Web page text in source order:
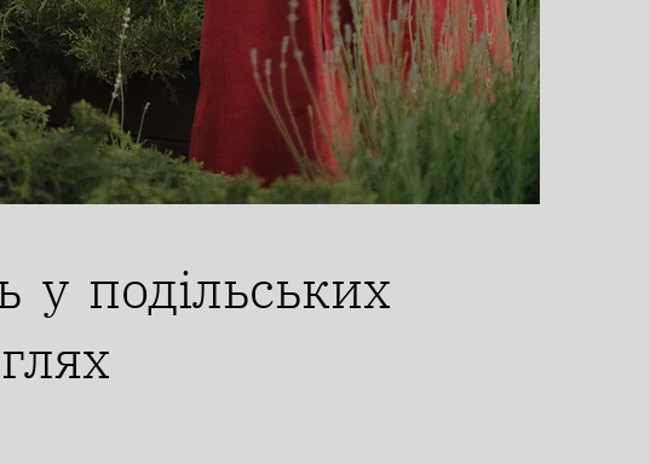
у подільських